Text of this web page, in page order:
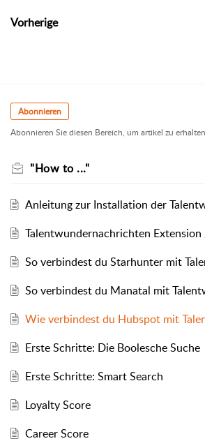
Vorherige
Abonnieren
Abonnieren Sie diesen Bereich, um artikel zu
"How to ..."
Anleitung zur Installation der
Talentwundernachrichten
So verbindest du Starhunter mit
So verbindest du Manatal mit
Wie verbindest du Hubspot mit
Erste Schritte: Die Boolesche Suche
Erste Schritte: Smart Search
Loyalty Score
Career Score